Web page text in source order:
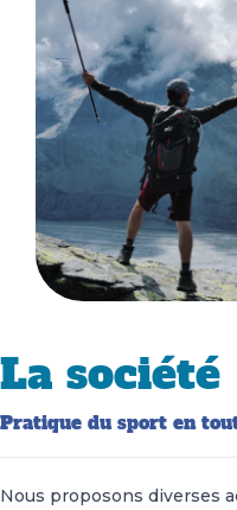
La société
Pratique du sport en
Nous proposons diverses